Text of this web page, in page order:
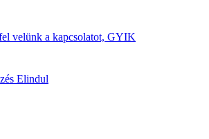
velünk a kapcsolatot, GYIK
Elindul